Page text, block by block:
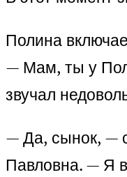
Полина
— Мам, ты у
звучал
— Да, сынок, —
Павловна. — Я